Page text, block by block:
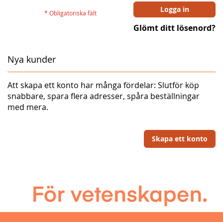
Logga in
Glömt ditt lösenord?
Nya kunder
Att skapa ett konto har många fördelar: Slutför köp
snabbare, spara flera adresser, spåra beställningar
med mera.
Skapa ett konto